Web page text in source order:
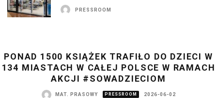
PRESSROOM
PONAD 1500 KSIĄŻEK TRAFIŁO DO DZIECI W
134 MIASTACH W CAŁEJ POLSCE W RAMACH
AKCJI #SOWADZIECIOM
MAT. PRASOWY PRESSROOM 2026-06-02